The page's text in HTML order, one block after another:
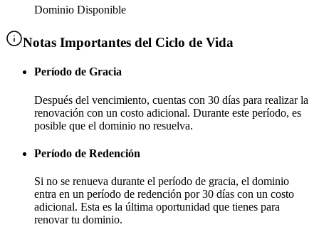
Dominio Disponible
Notas Importantes del Ciclo de Vida
Período de Gracia
Después del vencimiento, cuentas con 30 días para realizar la
renovación con un costo adicional. Durante este período, es
posible que el dominio no resuelva.
Período de Redención
Si no se renueva durante el período de gracia, el dominio
entra en un período de redención por 30 días con un costo
adicional. Esta es la última oportunidad que tienes para
renovar tu dominio.